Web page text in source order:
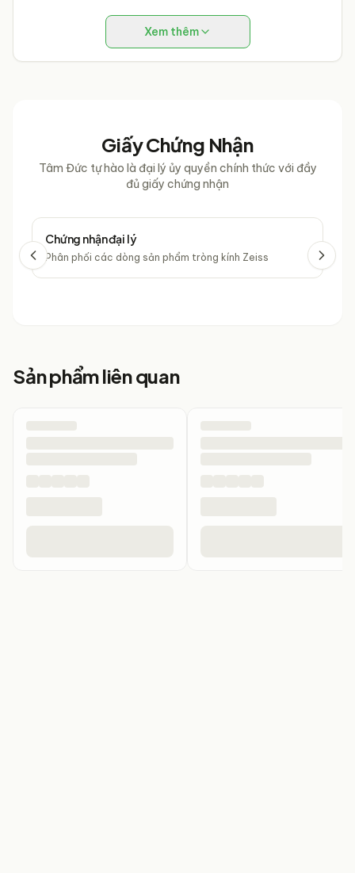
Xem thêm
Giấy Chứng Nhận
Tâm Đức tự hào là đại lý ủy quyền chính thức với đầy
đủ giấy chứng nhận
Chứng nhận đại lý
Phân phối các dòng sản phẩm tròng kính Zeiss
Sản phẩm liên quan